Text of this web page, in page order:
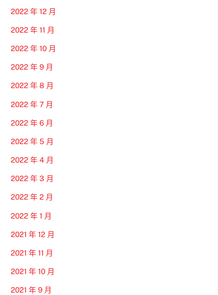
2022 年 12 月
2022 年 11 月
2022 年 10 月
2022 年 9 月
2022 年 8 月
2022 年 7 月
2022 年 6 月
2022 年 5 月
2022 年 4 月
2022 年 3 月
2022 年 2 月
2022 年 1 月
2021 年 12 月
2021 年 11 月
2021 年 10 月
2021 年 9 月